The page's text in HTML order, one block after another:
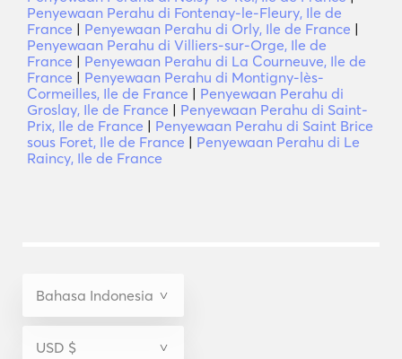
Penyewaan Perahu di Fontenay-le-Fleury, Ile de
France | Penyewaan Perahu di Orly, Ile de France |
Penyewaan Perahu di Villiers-sur-Orge, Ile de
France | Penyewaan Perahu di La Courneuve, Ile de
France | Penyewaan Perahu di Montigny-lès-
Cormeilles, Ile de France | Penyewaan Perahu di
Groslay, Ile de France | Penyewaan Perahu di Saint-
Prix, Ile de France | Penyewaan Perahu di Saint Brice
sous Foret, Ile de France | Penyewaan Perahu di Le
Raincy, Ile de France